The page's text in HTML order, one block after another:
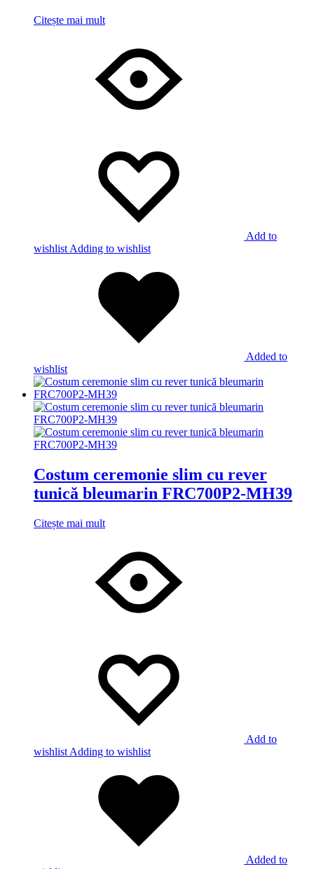
Citește mai mult
Add to
wishlist Adding to wishlist
Added to
wishlist
Costum ceremonie slim cu rever
tunică bleumarin FRC700P2-MH39
Citește mai mult
Add to
wishlist Adding to wishlist
Added to